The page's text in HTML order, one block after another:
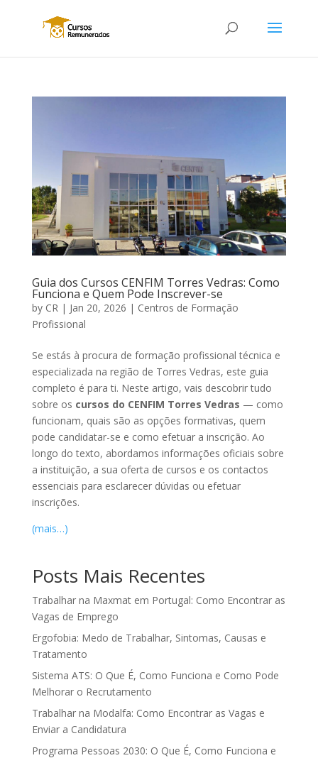
Guia dos Cursos CENFIM Torres Vedras: Como
Funciona e Quem Pode Inscrever-se
by CR| Jan 20, 2026 | Centros de Formação
Profissional
Se estás à procura de formação profissional técnica e
especializada na região de Torres Vedras, este guia
completo é para ti. Neste artigo, vais descobrir tudo
sobre os cursos do CENFIM Torres Vedras — como
funcionam, quais são as opções formativas, quem
pode candidatar-se e como efetuar a inscrição. Ao
longo do texto, abordamos informações oficiais sobre
a instituição, a sua oferta de cursos e os contactos
essenciais para esclarecer dúvidas ou efetuar
inscrições.
(mais…)
Posts Mais Recentes
Trabalhar na Maxmat em Portugal: Como Encontrar as
Vagas de Emprego
Ergofobia: Medo de Trabalhar, Sintomas, Causas e
Tratamento
Sistema ATS: O Que É, Como Funciona e Como Pode
Melhorar o Recrutamento
Trabalhar na Modalfa: Como Encontrar as Vagas e
Enviar a Candidatura
Programa Pessoas 2030: O Que É, Como Funciona e